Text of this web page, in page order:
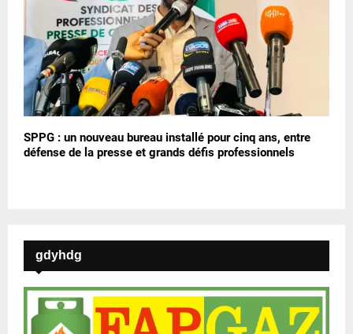
SPPG : un nouveau bureau installé pour cinq ans, entre
défense de la presse et grands défis professionnels
gdyhdg